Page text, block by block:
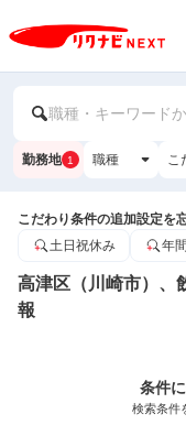
職種・キーワード
勤務地 1 職種 こ
こだわり条件の追加設定を
土日祝休み
年
高津区（川崎市）、
報
条件
検索条件